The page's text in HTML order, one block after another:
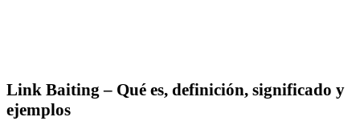
Link Baiting – Qué es, definición, significado y
ejemplos